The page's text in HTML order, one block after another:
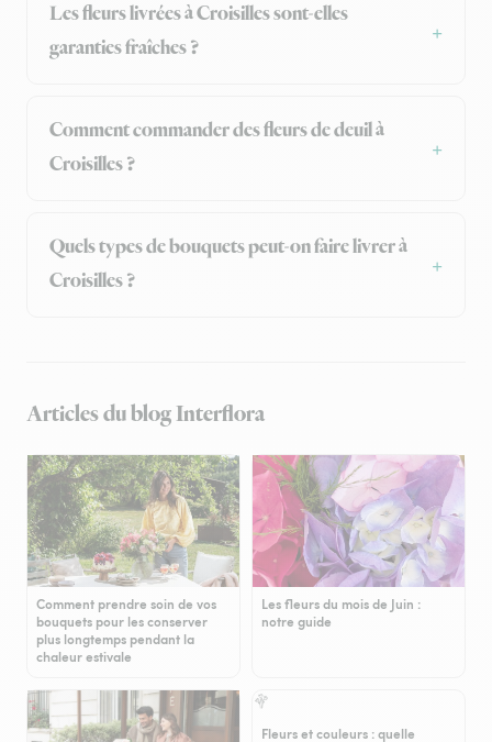
Les fleurs livrées à Croisilles sont-elles
garanties fraîches ?
Comment commander des fleurs de deuil à
Croisilles ?
Quels types de bouquets peut-on faire livrer à
Croisilles ?
Articles du blog Interflora
Comment prendre soin de vos
bouquets pour les conserver
plus longtemps pendant la
chaleur estivale
Les fleurs du mois de Juin :
notre guide
Fleurs et couleurs : quelle